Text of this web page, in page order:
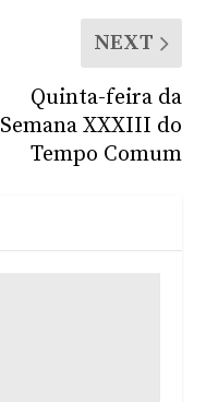
NEXT
Quinta-feira da
Semana XXXIII do
Tempo Comum